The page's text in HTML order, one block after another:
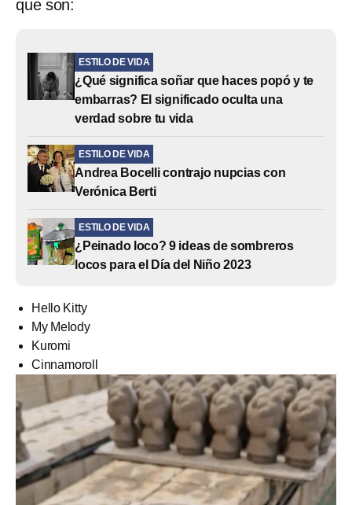
que son:
ESTILO DE VIDA
¿Qué significa soñar que haces popó y te
embarras? El significado oculta una
verdad sobre tu vida
ESTILO DE VIDA
Andrea Bocelli contrajo nupcias con
Verónica Berti
ESTILO DE VIDA
¿Peinado loco? 9 ideas de sombreros
locos para el Día del Niño 2023
Hello Kitty
My Melody
Kuromi
Cinnamoroll